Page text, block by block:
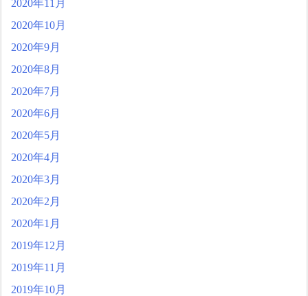
2020年11月
2020年10月
2020年9月
2020年8月
2020年7月
2020年6月
2020年5月
2020年4月
2020年3月
2020年2月
2020年1月
2019年12月
2019年11月
2019年10月